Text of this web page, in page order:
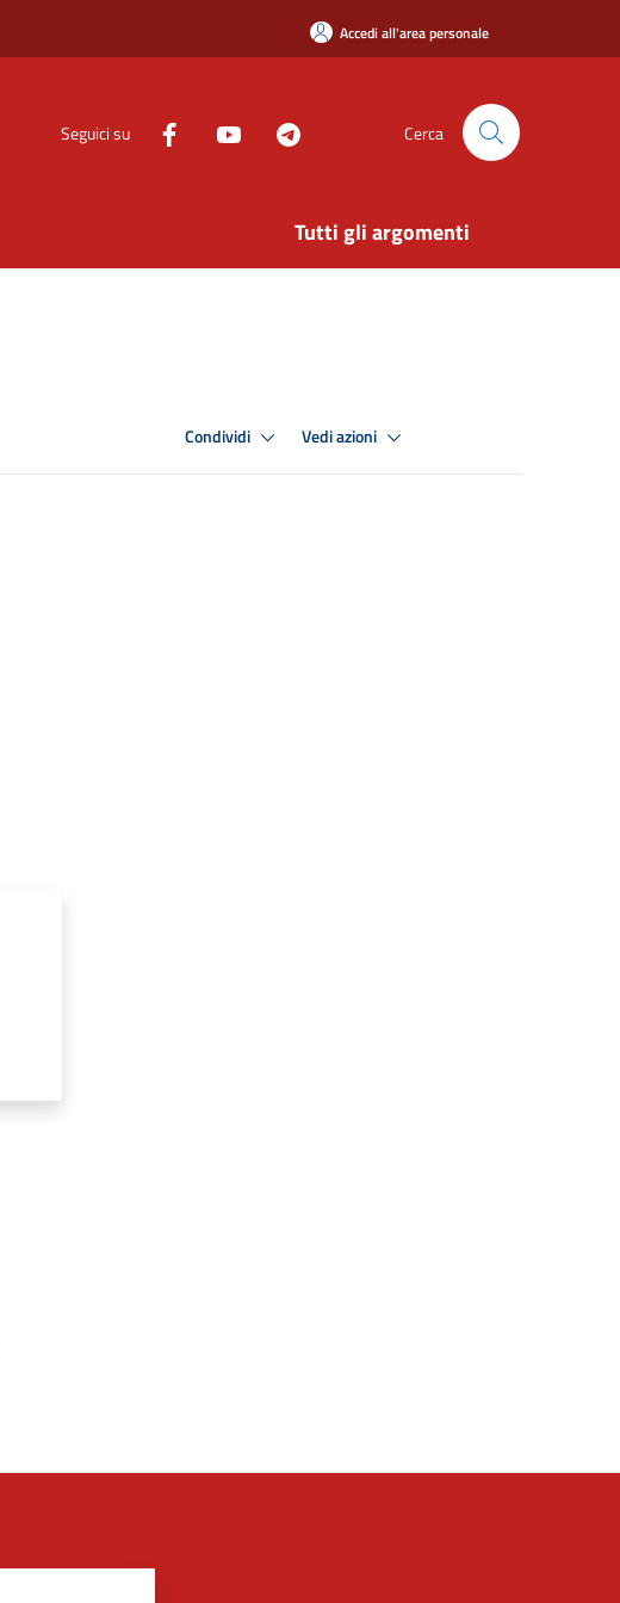
Accedi all'area personale
Seguici su Cerca
Tutti gli argomenti
Condividi Vedi azioni